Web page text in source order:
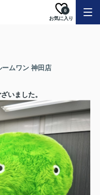
お気に入り
0
ムワン 神田店
いました。